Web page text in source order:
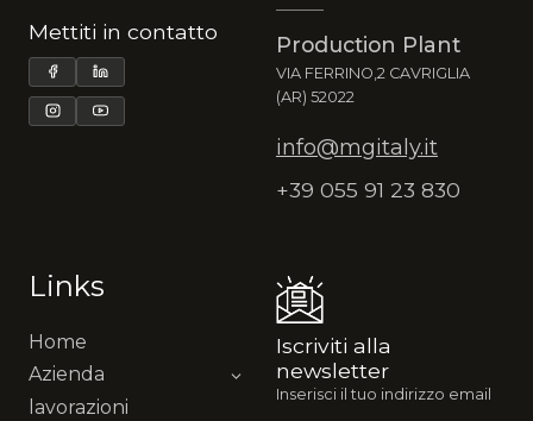
Mettiti in contatto
Production Plant
VIA FERRINO,2 CAVRIGLIA
(AR) 52022
info@mgitaly.it
+39 055 91 23 830
Links
Home
Azienda
lavorazioni
Iscriviti alla
newsletter
Inserisci il tuo indirizzo email